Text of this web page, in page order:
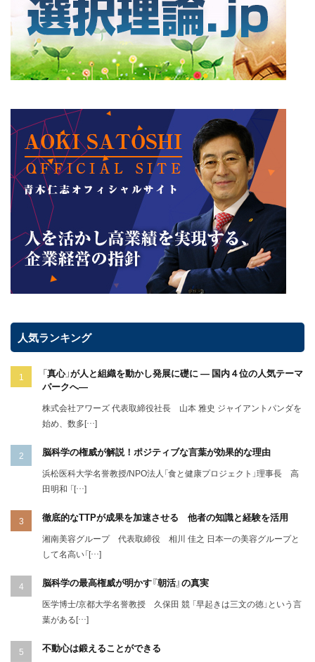
人気ランキング
「真心」が人と組織を動かし発展に礎に ― 国内４位の人気テーマ
パークへ―
株式会社アワーズ 代表取締役社長 山本 雅史 ジャイアントパンダを
始め、数多[…]
脳科学の権威が解説！ポジティブな言葉が効果的な理由
浜松医科大学名誉教授/NPO法人「食と健康プロジェクト」理事長 高
田明和 「[…]
徹底的なTTPが成果を加速させる 他者の知識と経験を活用
湘南美容グループ 代表取締役 相川 佳之 日本一の美容グループと
して名高い「[…]
脳科学の最高権威が明かす『朝活』の真実
医学博士/京都大学名誉教授 久保田 競 「早起きは三文の徳」という言
葉がある[…]
不動心は鍛えることができる